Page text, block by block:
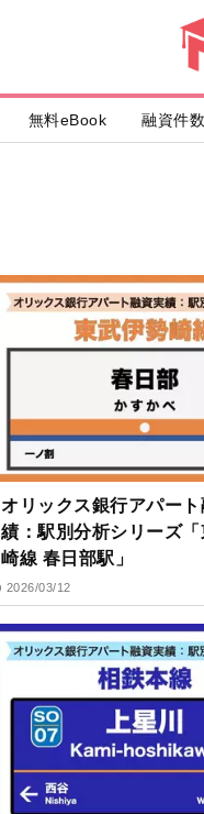
無料eBook 融資件
オリックス銀行アパー
績：駅別分析シリーズ
崎線 春日部駅」
2026/03/12